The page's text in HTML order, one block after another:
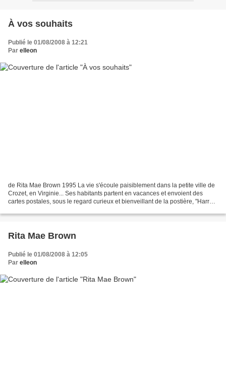
À vos souhaits
Publié le 01/08/2008 à 12:21
Par elleon
de Rita Mae Brown 1995 La vie s'écoule paisiblement dans la petite ville de
Crozet, en Virginie... Ses habitants partent en vacances et envoient des
cartes postales, sous le regard curieux et bienveillant de la postière, "Harry",
Rita Mae Brown
Publié le 01/08/2008 à 12:05
Par elleon